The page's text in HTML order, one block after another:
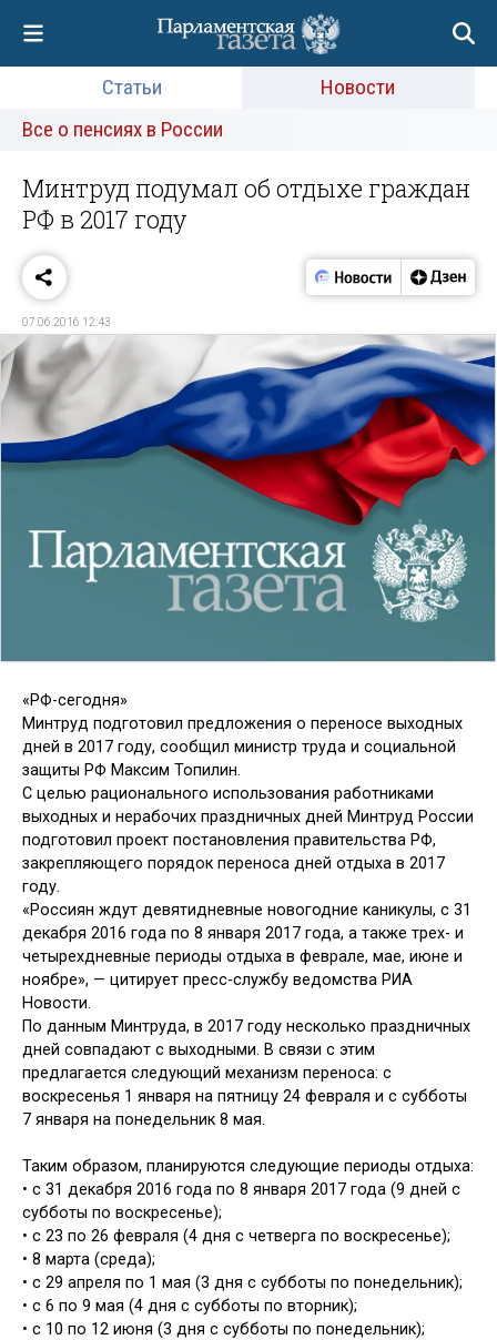
Статьи
Новости
Все о пенсиях в России
Минтруд подумал об отдыхе граждан
РФ в 2017 году
07.06.2016 12:43
«РФ-сегодня»
Минтруд подготовил предложения о переносе выходных
дней в 2017 году, сообщил министр труда и социальной
защиты РФ Максим Топилин.
С целью рационального использования работниками
выходных и нерабочих праздничных дней Минтруд России
подготовил проект постановления правительства РФ,
закрепляющего порядок переноса дней отдыха в 2017
году.
«Россиян ждут девятидневные новогодние каникулы, с 31
декабря 2016 года по 8 января 2017 года, а также трех- и
четырехдневные периоды отдыха в феврале, мае, июне и
ноябре», — цитирует пресс-службу ведомства РИА
Новости.
По данным Минтруда, в 2017 году несколько праздничных
дней совпадают с выходными. В связи с этим
предлагается следующий механизм переноса: с
воскресенья 1 января на пятницу 24 февраля и с субботы
7 января на понедельник 8 мая.
Таким образом, планируются следующие периоды отдыха:
• с 31 декабря 2016 года по 8 января 2017 года (9 дней с
субботы по воскресенье);
• с 23 по 26 февраля (4 дня с четверга по воскресенье);
• 8 марта (среда);
• с 29 апреля по 1 мая (3 дня с субботы по понедельник);
• с 6 по 9 мая (4 дня с субботы по вторник);
• с 10 по 12 июня (3 дня с субботы по понедельник);